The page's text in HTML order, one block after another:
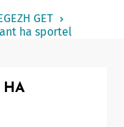
GET
ha sportel
HA